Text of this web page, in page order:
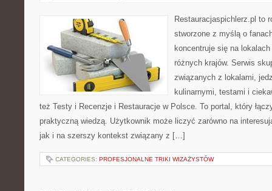
Restauracjaspichlerz.pl to
stworzone z myślą o
koncentruje się na
różnych krajów. Serwis
związanych z lokalami,
kulinarnymi, testami i
też Testy i Recenzje i Restauracje w Polsce. To portal, który
praktyczną wiedzą. Użytkownik może liczyć zarówno na
jak i na szerszy kontekst związany z […]
CATEGORIES: PROFESJONALNE TRIKI WIZAŻYSTÓW